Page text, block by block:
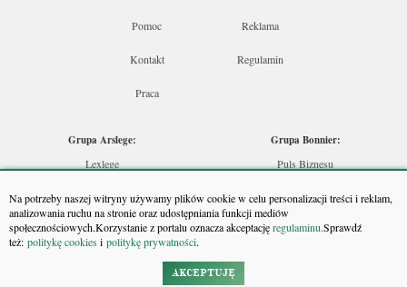
Na potrzeby naszej witryny używamy plików cookie w celu personalizacji treści i reklam,
analizowania ruchu na stronie oraz udostępniania funkcji mediów
społecznościowych.Korzystanie z portalu oznacza akceptacjęregulaminu.Sprawdź
też: politykę cookiesi politykę prywatności.
AKCEPTUJĘ
Pomoc Reklama
Kontakt Regulamin
Praca
Grupa Arslege:
Lexlege
Skarbowcy
Urzędnik
Rzeczoznawca
Grupa Bonnier:
Puls Biznesu
Puls Medycyny
Monitor Firm